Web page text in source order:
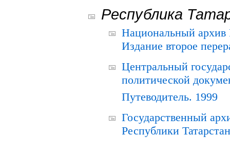
Республика
Национальный архив
Издание второе
Центральный
политической
Путеводитель. 1999
Государственный
Республики